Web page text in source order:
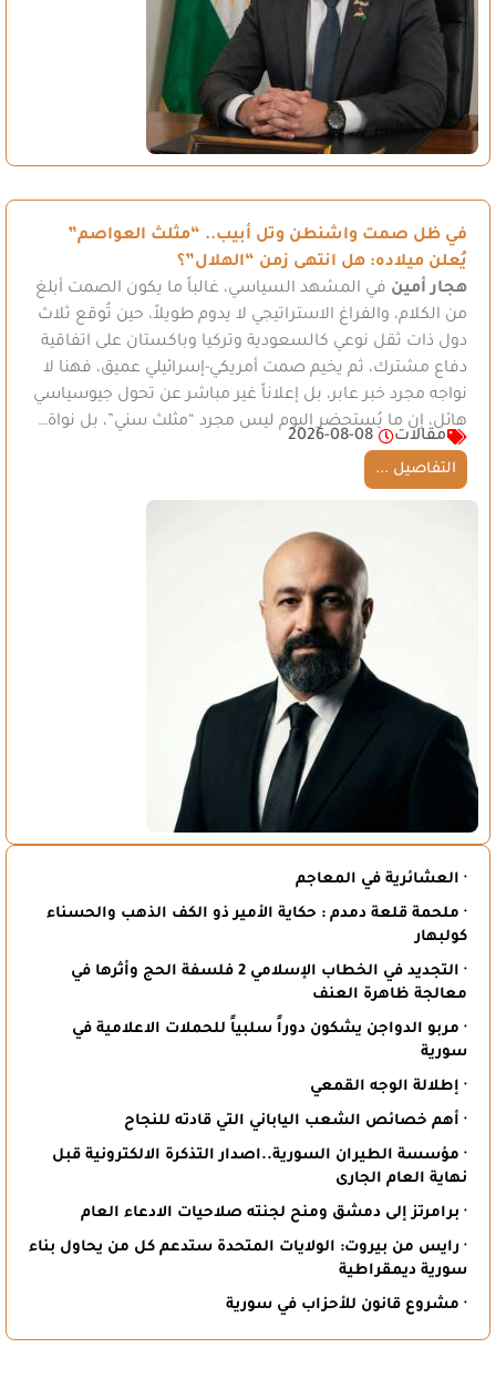
في ظل صمت واشنطن وتل أبيب.. “مثلث العواصم”
يُعلن ميلاده: هل انتهى زمن “الهلال”؟
هجار أمين في المشهد السياسي، غالباً ما يكون الصمت أبلغ
من الكلام، والفراغ الاستراتيجي لا يدوم طويلاً، حين تُوقع ثلاث
دول ذات ثقل نوعي كالسعودية وتركيا وباكستان على اتفاقية
دفاع مشترك، ثم يخيم صمت أمريكي-إسرائيلي عميق، فهنا لا
نواجه مجرد خبر عابر، بل إعلاناً غير مباشر عن تحول جيوسياسي
هائل، إن ما يُستحضر اليوم ليس مجرد “مثلث سني”، بل نواة…
مقالات
2026-08-08
التفاصيل ...
· العشائرية في المعاجم
· ملحمة قلعة دمدم : حكاية الأمير ذو الكف الذهب والحسناء
كولبهار
· التجديد في الخطاب الإسلامي 2 فلسفة الحج وأثرها في
معالجة ظاهرة العنف
· مربو الدواجن يشكون دوراً سلبياً للحملات الاعلامية في
سورية
· إطلالة الوجه القمعي
· أهم خصائص الشعب الياباني التي قادته للنجاح
· مؤسسة الطيران السورية..اصدار التذكرة الالكترونية قبل
نهاية العام الجارى
· برامرتز إلى دمشق ومنح لجنته صلاحيات الادعاء العام
· رايس من بيروت: الولايات المتحدة ستدعم كل من يحاول بناء
سورية ديمقراطية
· مشروع قانون للأحزاب في سورية